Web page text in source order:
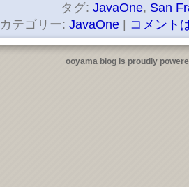
タグ: JavaOne, San
カテゴリー: JavaOne コメント
ooyama blog is proudly